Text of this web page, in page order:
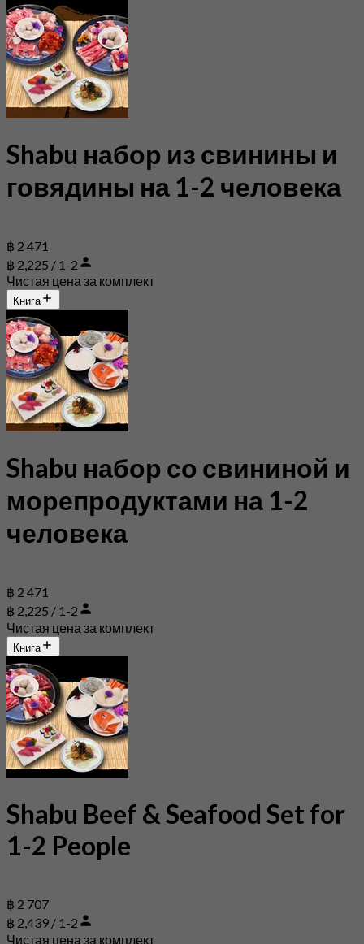
Shabu набор из свинины и
говядины на 1-2 человека
฿ 2 471
฿ 2,225 / 1-2
Чистая цена за комплект
Книга
Shabu набор со свининой и
морепродуктами на 1-2
человека
฿ 2 471
฿ 2,225 / 1-2
Чистая цена за комплект
Книга
Shabu Beef & Seafood Set for
1-2 People
฿ 2 707
฿ 2,439 / 1-2
Чистая цена за комплект